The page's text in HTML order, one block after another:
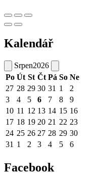
Kalendář
Srpen2026
Po Út St Čt Pá So Ne
27 28 29 30 31 1
2
3
4 5 6 7 8
9
10 11 12 13 14 15 16
17 18 19 20 21 22 23
24 25 26 27 28 29 30
31 1 2 3 4 5 6
Facebook